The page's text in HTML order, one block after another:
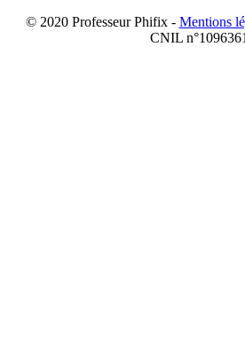
© 2020 Professeur Phifix - Mentions
CNIL n°1096361